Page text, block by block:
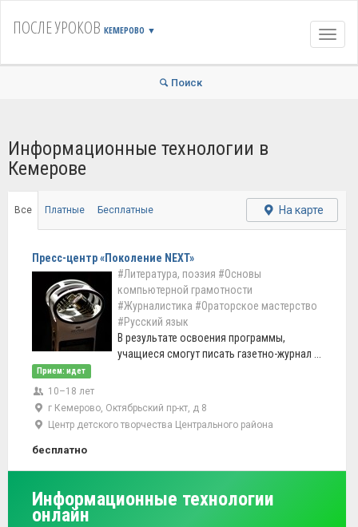
ПОСЛЕ УРОКОВ КЕМЕРОВО ▼
Поиск
Информационные технологии в
Кемерове
Все Платные Бесплатные На карте
Пресс-центр «Поколение NEXT»
#Литература, поэзия #Основы
компьютерной грамотности
#Журналистика #Ораторское мастерство
#Русский язык
В результате освоения программы,
учащиеся смогут писать газетно-журнал ...
Прием: идет
10–18 лет
г Кемерово, Октябрьский пр-кт, д 8
Центр детского творчества Центрального района
бесплатно
Информационные технологии
онлайн